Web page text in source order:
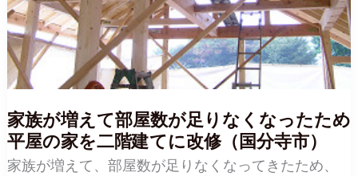
工
（小
平
市）
家族が増えて部屋数が足りなくなったため
平屋の家を二階建てに改修（国分寺市）
家族が増えて、部屋数が足りなくなってきたため、